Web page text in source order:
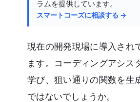
ラムを提供しています。
スマートコーズに相談する →
現在の開発現場に導入され
ます。コーディングアシス
学び、狙い通りの関数を生
ではないでしょうか。